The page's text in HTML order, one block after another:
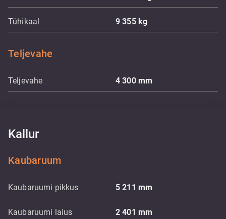
Tühikaal 9 355 kg
Teljevahe
Teljevahe 4 300 mm
Kallur
Kaubaruum
Kaubaruumi pikkus 5 211 mm
Kaubaruumi laius 2 401 mm